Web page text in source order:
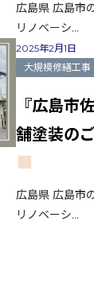
広島県 広島市
リノベーシ...
2025年2月1日
大規模修繕工事
『広島市
舗塗装の
広島県 広島市
リノベーシ...